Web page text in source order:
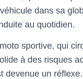
dans sa
au quotidien.
sportive, qui
à des risques
devenue un